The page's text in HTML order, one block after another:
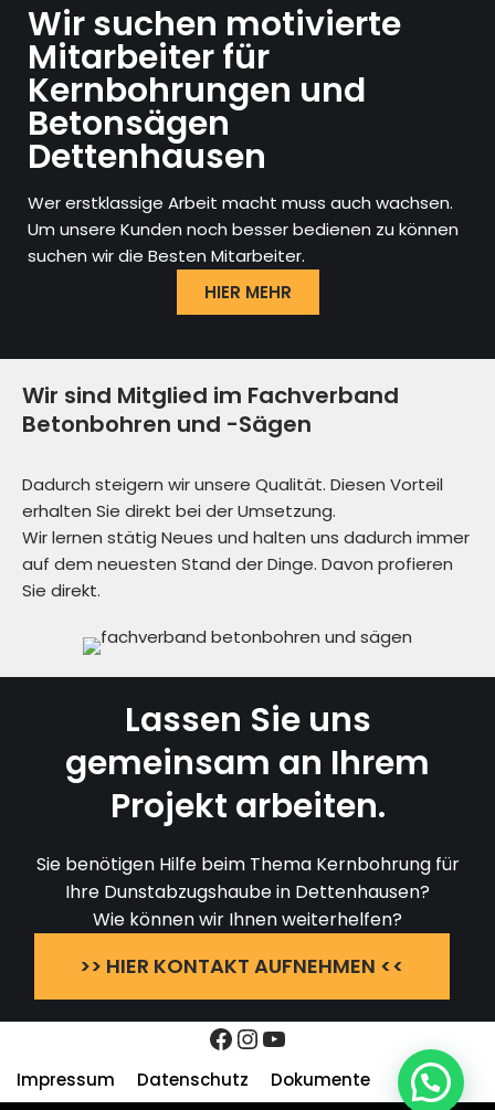
Wir suchen motivierte
Mitarbeiter für
Kernbohrungen und
Betonsägen
Dettenhausen
Wer erstklassige Arbeit macht muss auch wachsen.
Um unsere Kunden noch besser bedienen zu können
suchen wir die Besten Mitarbeiter.
HIER MEHR
Wir sind Mitglied im Fachverband
Betonbohren und -Sägen
Dadurch steigern wir unsere Qualität. Diesen Vorteil
erhalten Sie direkt bei der Umsetzung.
Wir lernen stätig Neues und halten uns dadurch immer
auf dem neuesten Stand der Dinge. Davon profieren
Sie direkt.
Lassen Sie uns
gemeinsam an Ihrem
Projekt arbeiten.
Sie benötigen Hilfe beim Thema Kernbohrung für
Ihre Dunstabzugshaube in Dettenhausen?
Wie können wir Ihnen weiterhelfen?
>> HIER KONTAKT AUFNEHMEN <<
Impressum Datenschutz Dokumente